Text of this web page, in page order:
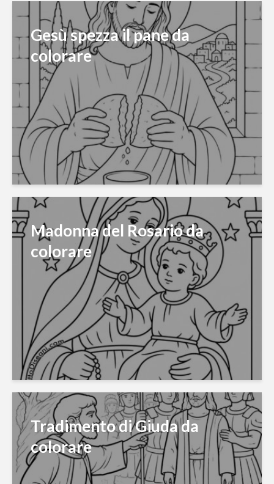
Gesù spezza il pane da
colorare
Madonna del Rosario da
colorare
Tradimento di Giuda da
colorare